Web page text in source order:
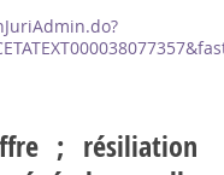
; résiliation